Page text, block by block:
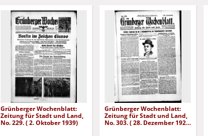
Grünberger Wochenblatt:
Zeitung für Stadt und Land,
No. 229. ( 2. Oktober 1939)
Grünberger Wochenblatt:
Zeitung für Stadt und Land,
No. 303. ( 28. Dezember 1926